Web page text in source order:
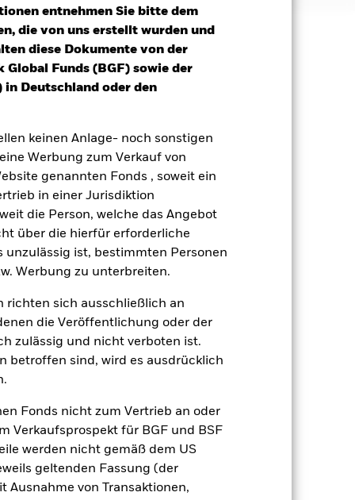
entnehmen Sie bitte dem
die von uns erstellt wurden und
diese Dokumente von der
Funds (BGF) sowie der
in Deutschland oder den
keinen Anlage- noch sonstigen
Werbung zum Verkauf von
genannten Fonds , soweit ein
in einer Jurisdiktion
die Person, welche das Angebot
über die hierfür erforderliche
unzulässig ist, bestimmten Personen
Werbung zu unterbreiten.
richten sich ausschließlich an
die Veröffentlichung oder der
zulässig und nicht verboten ist.
betroffen sind, wird es ausdrücklich
Fonds nicht zum Vertrieb an oder
Verkaufsprospekt für BGF und BSF
werden nicht gemäß dem US
geltenden Fassung (der
Ausnahme von Transaktionen,
sind nicht garantiert und
zurück.
entwickelte Märkte. Weitere
von Assets, ausfallende oder
auf lokale wirtschaftliche,
und aktienähnlichen Papieren
aus Politik und Wirtschaft
über Derivate erfolgt, kann der
gegenüber denen der
Der Fonds ist bestrebt,
nicht vereinbar sind. Bevor sie
des Fonds vornehmen. Eine
Fonds im Vergleich zu einem
ein. Der Einsatz von
„Spill-over-Effekt“) für andere
Verfahren zur Minderung
Namen des Fonds können
ist zudem auf
verbundenen erzielten Ertrags
aus Wertpapierleihegeschäften
Weniger anzeigen